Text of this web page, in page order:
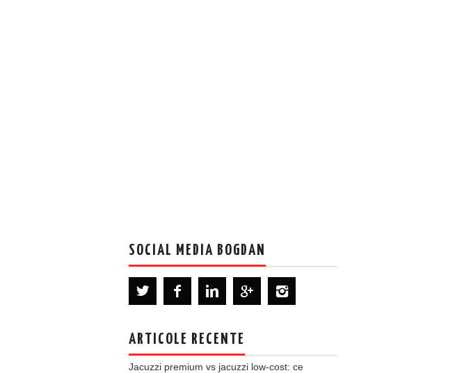
SOCIAL MEDIA BOGDAN
ARTICOLE RECENTE
Jacuzzi premium vs jacuzzi low-cost: ce